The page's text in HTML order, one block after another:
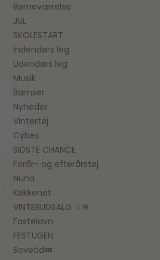
Børneværelse
JUL
SKOLESTART
Indendørs leg
Udendørs leg
Musik
Bamser
Nyheder
Vintertøj
Cybex
SIDSTE CHANCE
Forår- og efterårstøj
Nuna
Køkkenet
VINTERUDSALG ☃❄
Fastelavn
FESTUGEN
Sovetid💤